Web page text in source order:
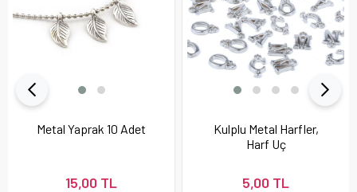
Metal Yaprak 10 Adet
15,00 TL
Kulplu Metal Harfler,
Harf Uç
5,00 TL